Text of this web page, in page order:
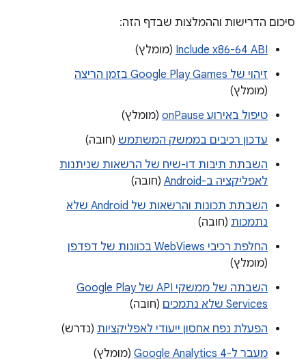
סיכום הדרישות וההמלצות שבדף הזה:
Include x86-64 ABI (מומלץ)
זיהוי של Google Play Games בזמן הריצה
(מומלץ)
טיפול באירוע onPause
(מומלץ)
עדכון רכיבים בממשק המשתמש (חובה)
השבתת תיבות דו-שיח של הרשאות שניתנות
לאפליקציה ב-Android
(חובה)
השבתת תכונות והרשאות של Android שלא
נתמכות (חובה)
החלפת רכיבי WebViews בכוונות של דפדפן
(מומלץ)
השבתה של ממשקי API של Google Play
Services שלא נתמכים
(חובה)
הפעלת נפח אחסון ייעודי לאפליקציות (נדרש)
מעבר ל-Google Analytics 4
(מומלץ)